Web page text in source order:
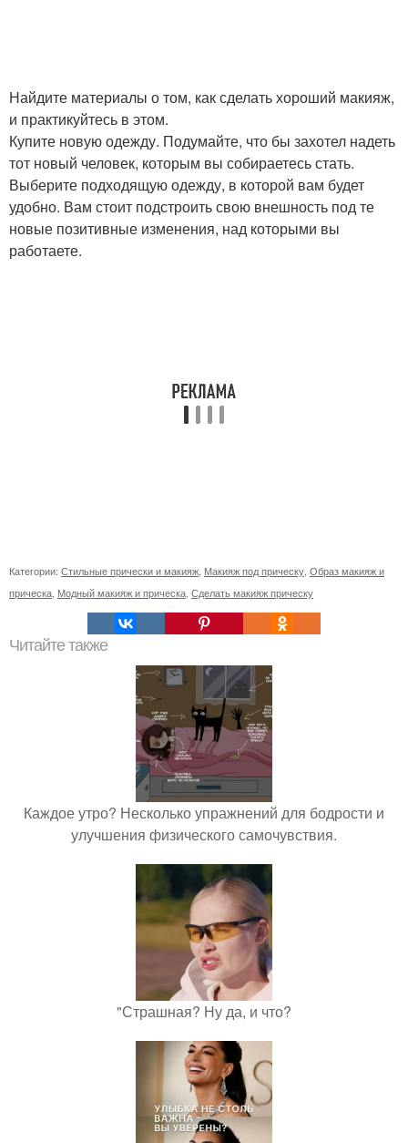
Найдите материалы о том, как сделать хороший макияж,
и практикуйтесь в этом.
Купите новую одежду. Подумайте, что бы захотел надеть
тот новый человек, которым вы собираетесь стать.
Выберите подходящую одежду, в которой вам будет
удобно. Вам стоит подстроить свою внешность под те
новые позитивные изменения, над которыми вы
работаете.
Категории: Стильные прически и макияж Макияж под прическу Образ макияж и
прическа Модный макияж и прическа Сделать макияж прическу
Читайте также
Каждое утро? Несколько упражнений для бодрости и
улучшения физического самочувствия.
"Страшная? Ну да, и что?